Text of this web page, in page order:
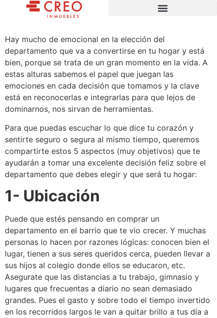
Hay mucho de emocional en la elección del
departamento que va a convertirse en tu hogar y está
bien, porque se trata de un gran momento en la vida. A
estas alturas sabemos el papel que juegan las
emociones en cada decisión que tomamos y la clave
está en reconocerlas e integrarlas para que lejos de
dominarnos, nos sirvan de herramientas.
Para que puedas escuchar lo que dice tu corazón y
sentirte seguro o segura al mismo tiempo, queremos
compartirte estos 5 aspectos (muy objetivos) que te
ayudarán a tomar una excelente decisión feliz sobre el
departamento que debes elegir y que será tu hogar:
1- Ubicación
Puede que estés pensando en comprar un
departamento en el barrio que te vio crecer. Y muchas
personas lo hacen por razones lógicas: conocen bien el
lugar, tienen a sus seres queridos cerca, pueden llevar a
sus hijos al colegio donde ellos se educaron, etc.
Asegurate que las distancias a tu trabajo, gimnasio y
lugares que frecuentas a diario no sean demasiado
grandes. Pues el gasto y sobre todo el tiempo invertido
en los recorridos largos le van a quitar brillo a tus día a